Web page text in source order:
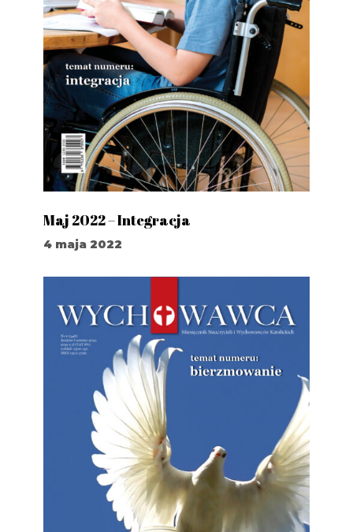
Maj 2022 – Integracja
4 maja 2022